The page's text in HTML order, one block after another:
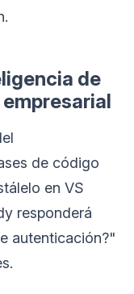
de
de código
en VS
responderá
autenticación?"